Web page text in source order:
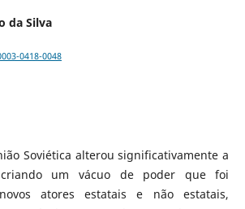
da Silva
0418-0048
Soviética alterou significativamente a
um vácuo de poder que foi
atores estatais e não estatais,